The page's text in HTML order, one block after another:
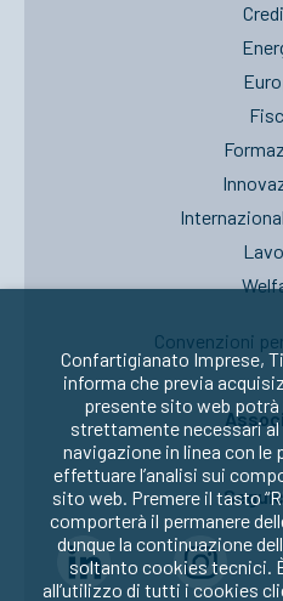
Convenzioni
Confartigianato Imprese,
informa che previa
presente sito web
strettamente necessari
navigazione in linea con le
effettuare l’analisi sui
sito web. Premere il tasto
comporterà il permanere
dunque la continuazione
soltanto cookies tecnici.
all’utilizzo di tutti i cookies